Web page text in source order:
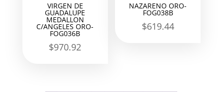
VIRGEN DE
GUADALUPE
MEDALLON
C/ANGELES ORO-
FOG036B
$970.92
NAZARENO ORO-
FOG038B
$619.44